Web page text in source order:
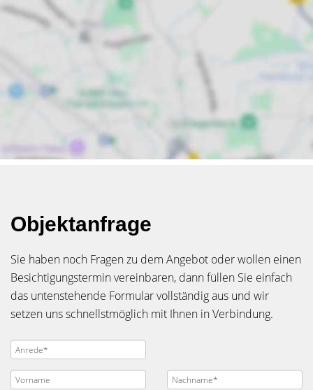
Objektanfrage
Sie haben noch Fragen zu dem Angebot oder wollen einen
Besichtigungstermin vereinbaren, dann füllen Sie einfach
das untenstehende Formular vollständig aus und wir
setzen uns schnellstmöglich mit Ihnen in Verbindung.